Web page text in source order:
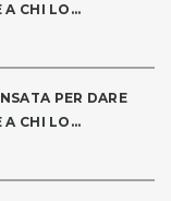
A CHI LO...
PER DARE
A CHI LO...